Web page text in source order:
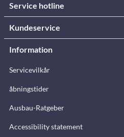
Service hotline
Kundeservice
Information
Servicevilkår
åbningstider
Ausbau-Ratgeber
Accessibility statement